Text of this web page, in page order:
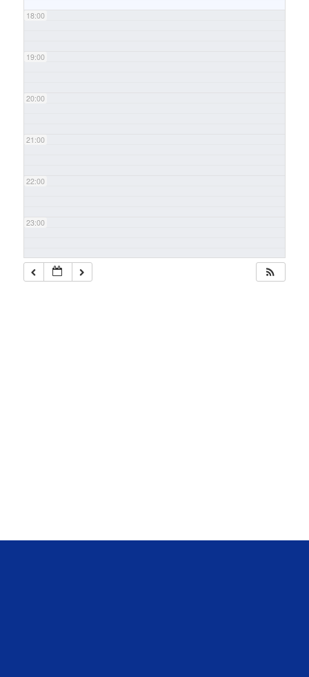
18:00
19:00
20:00
21:00
22:00
23:00